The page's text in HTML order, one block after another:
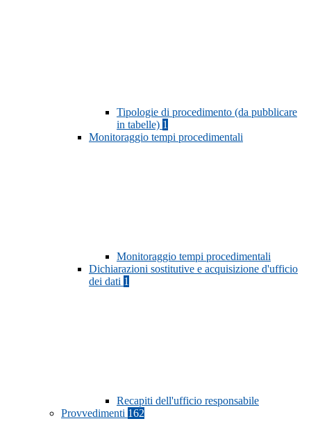
Tipologie di procedimento (da pubblicare
in tabelle) 1
Monitoraggio tempi procedimentali
Monitoraggio tempi procedimentali
Dichiarazioni sostitutive e acquisizione d'ufficio
dei dati 1
Recapiti dell'ufficio responsabile
Provvedimenti 162